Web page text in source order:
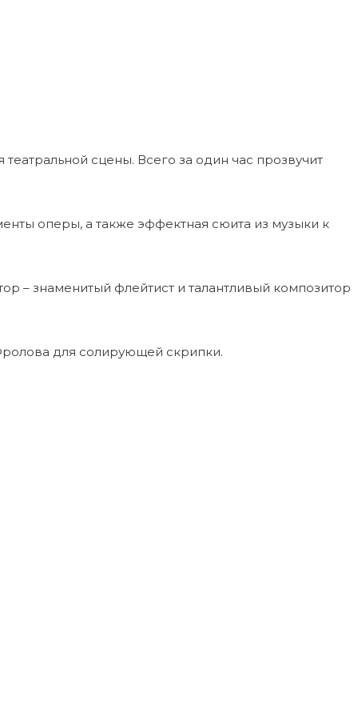
сцены. Всего за один час прозвучит
оперы, а также эффектная сюита из музыки к
– знаменитый флейтист и талантливый композитор
для солирующей скрипки.